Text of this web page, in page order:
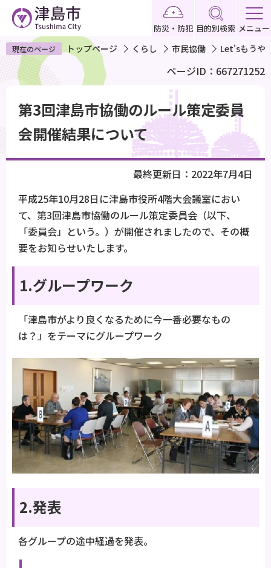
ペ
ー
で
す
防災・防犯 目的別検索 メニュー
現在のページ トップページ くらし 市民協働 Let'sもうや
ページID：667271252
か
第3回津島市協働のルール策定委員
会開催結果について
最終更新日：2022年7月4日
平成25年10月28日に津島市役所4階大会議室におい
て、第3回津島市協働のルール策定委員会（以下、
「委員会」という。）が開催されましたので、その概
要をお知らせいたします。
1.グループワーク
「津島市がより良くなるために今一番必要なもの
は？」をテーマにグループワーク
2.発表
各グループの途中経過を発表。